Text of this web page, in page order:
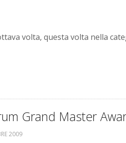
volta, questa volta nella
Grand Master
2009